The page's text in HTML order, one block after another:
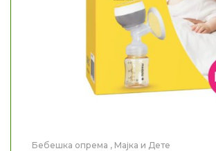
Бебешка опрема , Мајка и Дете